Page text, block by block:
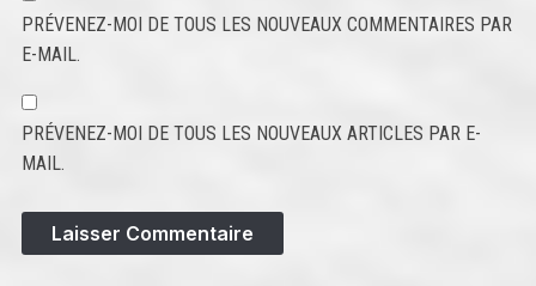
PRÉVENEZ-MOI DE TOUS LES NOUVEAUX COMMENTAIRES PAR
E-MAIL.
PRÉVENEZ-MOI DE TOUS LES NOUVEAUX ARTICLES PAR E-
MAIL.